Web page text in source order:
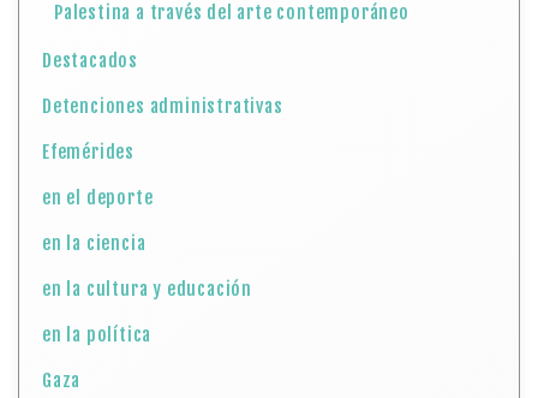
Palestina a través del arte contemporáneo
Destacados
Detenciones administrativas
Efemérides
en el deporte
en la ciencia
en la cultura y educación
en la política
Gaza